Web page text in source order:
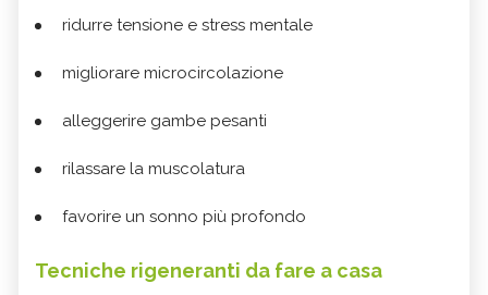
ridurre tensione e stress mentale
migliorare microcircolazione
alleggerire gambe pesanti
rilassare la muscolatura
favorire un sonno più profondo
Tecniche rigeneranti da fare a casa